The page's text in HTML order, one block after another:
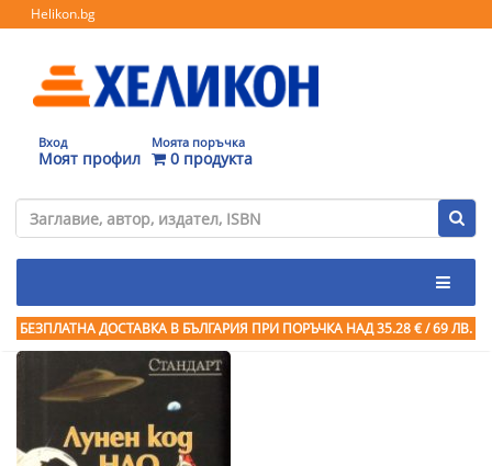
Helikon.bg
Вход
Моят профил
Моята поръчка
0 продукта
БЕЗПЛАТНА ДОСТАВКА В БЪЛГАРИЯ ПРИ ПОРЪЧКА НАД 35.28 € / 69 ЛВ.